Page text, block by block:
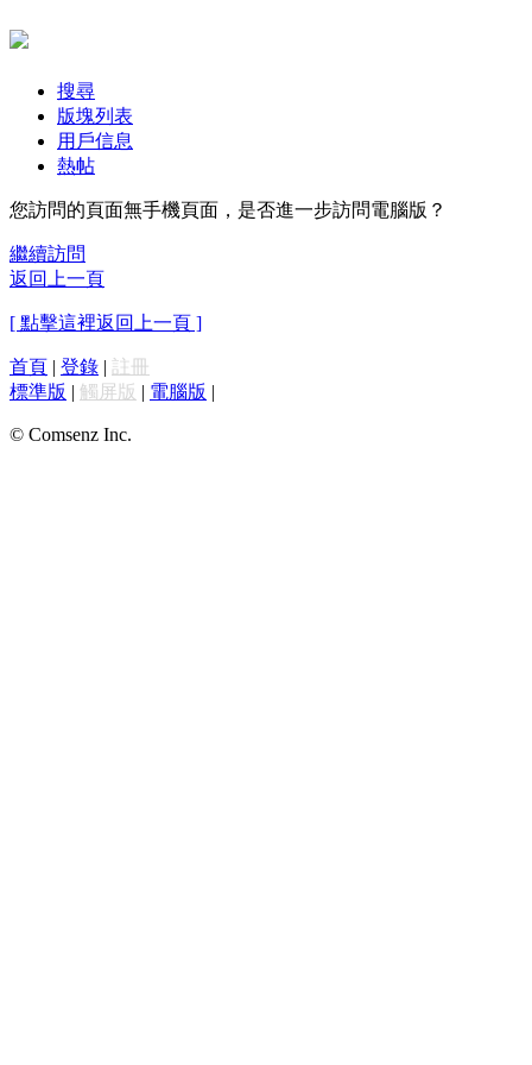
搜尋
版塊列表
用戶信息
熱帖
您訪問的頁面無手機頁面，是否進一步訪問電腦版？
繼續訪問
返回上一頁
[ 點擊這裡返回上一頁 ]
首頁 | 登錄 | 註冊
標準版 | 觸屏版 | 電腦版 |
© Comsenz Inc.